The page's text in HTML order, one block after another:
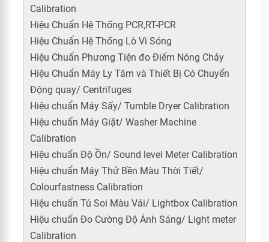
Calibration
Hiệu Chuẩn Hệ Thống PCR,RT-PCR
Hiệu Chuẩn Hệ Thống Lò Vi Sóng
Hiệu Chuẩn Phương Tiện đo Điểm Nóng Chảy
Hiệu Chuẩn Máy Ly Tâm và Thiết Bị Có Chuyển
Động quay/ Centrifuges
Hiệu chuẩn Máy Sấy/ Tumble Dryer Calibration
Hiệu chuẩn Máy Giặt/ Washer Machine
Calibration
Hiệu chuẩn Độ Ồn/ Sound level Meter Calibration
Hiệu chuẩn Máy Thử Bền Màu Thời Tiết/
Colourfastness Calibration
Hiệu chuẩn Tủ Soi Màu Vải/ Lightbox Calibration
Hiệu chuẩn Đo Cường Độ Ánh Sáng/ Light meter
Calibration